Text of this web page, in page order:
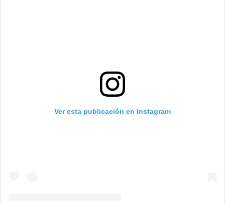
Ver esta publicación en Instagram